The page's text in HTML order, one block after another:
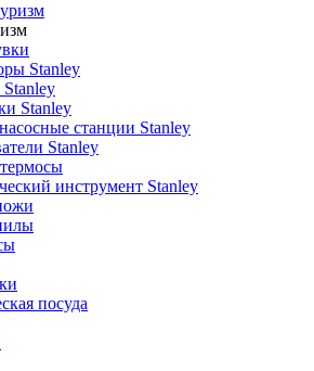
Stanley
Stanley
станции Stanley
Stanley
инструмент Stanley
посуда